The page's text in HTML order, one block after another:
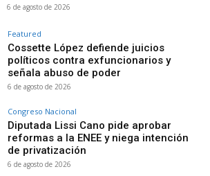
6 de agosto de 2026
Featured
Cossette López defiende juicios
políticos contra exfuncionarios y
señala abuso de poder
6 de agosto de 2026
Congreso Nacional
Diputada Lissi Cano pide aprobar
reformas a la ENEE y niega intención
de privatización
6 de agosto de 2026